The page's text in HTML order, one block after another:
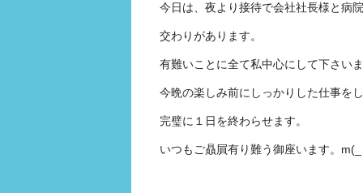
今日は、夜より接待で会社社長様と病
交わりがあります。
有難いことに全て私中心にして下さいま
今晩の楽しみ前にしっかりした仕事をし
完璧に１日を終わらせます。
いつもご贔屓有り難う御座います。